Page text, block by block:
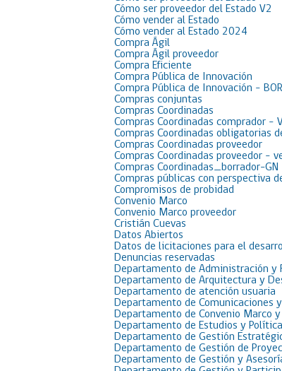
Cómo ser proveedor del Estado V2
Cómo vender al Estado
Cómo vender al Estado 2024
Compra Ágil
Compra Ágil proveedor
Compra Eficiente
Compra Pública de Innovación
Compra Pública de Innovación –
Compras conjuntas
Compras Coordinadas
Compras Coordinadas comprador –
Compras Coordinadas obligatorias
Compras Coordinadas proveedor
Compras Coordinadas proveedor –
Compras Coordinadas_borrador-GN
Compras públicas con perspectiva
Compromisos de probidad
Convenio Marco
Convenio Marco proveedor
Cristián Cuevas
Datos Abiertos
Datos de licitaciones para el
Denuncias reservadas
Departamento de Administración y
Departamento de Arquitectura y
Departamento de atención usuaria
Departamento de Comunicaciones
Departamento de Convenio Marco y
Departamento de Estudios y
Departamento de Gestión
Departamento de Gestión de
Departamento de Gestión y